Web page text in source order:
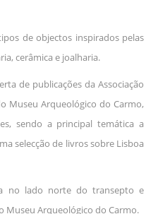
de objectos inspirados pelas
cerâmica e joalharia.
de publicações da Associação
Museu Arqueológico do Carmo,
sendo a principal temática a
selecção de livros sobre Lisboa
no lado norte do transepto e
Arqueológico do Carmo.